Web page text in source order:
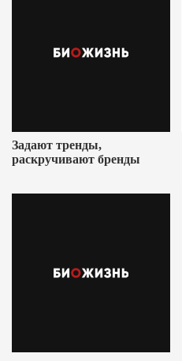
Задают тренды,
раскручивают бренды